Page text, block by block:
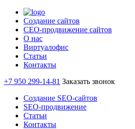
Создание сайтов
СЕО-продвижение сайтов
О нас
Виртуалофис
Статьи
Контакты
+7 950 299-14-81 Заказать звонок
Создание SEO-сайтов
SEO-продвижение
Статьи
Контакты